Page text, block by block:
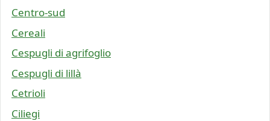
Centro-sud
Cereali
Cespugli di agrifoglio
Cespugli di lillà
Cetrioli
Ciliegi